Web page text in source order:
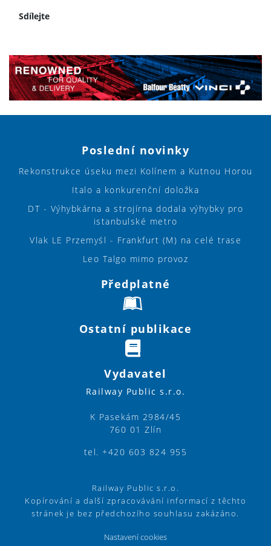
Sdílejte
Poslední novinky
Rekonstrukce úseku mezi Kolínem a Kutnou Horou
Italo a konkurenční doložka
DT - Výhybkárna a strojírna dodala výhybky pro
istanbulské metro
Vlak LE Przemyśl - Frankfurt (M) na celé trase
Leo Talgo mimo provoz
Předplatné
Ostatní publikace
Vydavatel
Railway Public s.r.o.
K Pasekám 2984/45
760 01 Zlín
tel. +420 603 824 955
Railway Public s.r.o.
Kopírování a další zpracovávání informací z těchto
stránek je bez předchozího souhlasu zakázáno.
Nastavení cookies